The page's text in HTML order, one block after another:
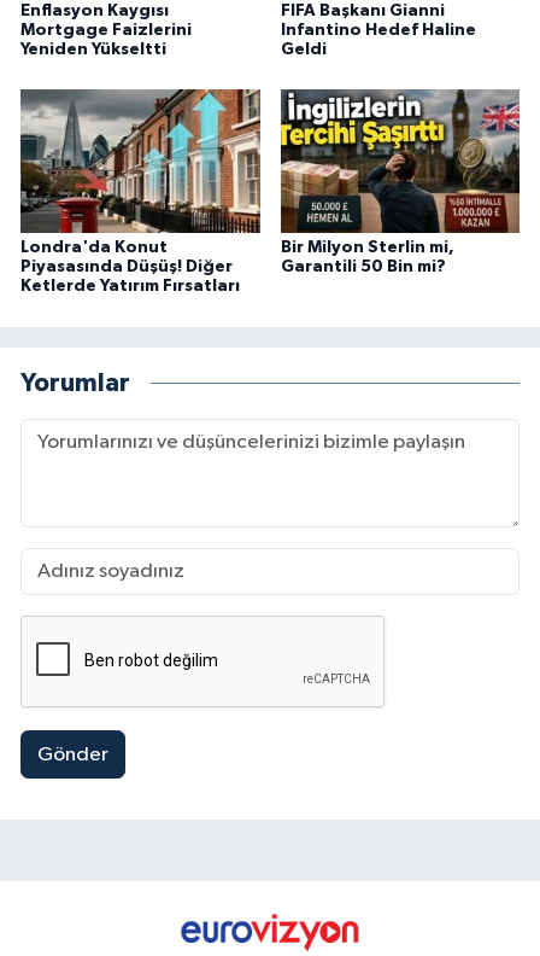
Enflasyon Kaygısı
Mortgage Faizlerini
Yeniden Yükseltti
FIFA Başkanı Gianni
Infantino Hedef Haline
Geldi
Londra'da Konut
Piyasasında Düşüş! Diğer
Ketlerde Yatırım Fırsatları
Bir Milyon Sterlin mi,
Garantili 50 Bin mi?
Yorumlar
Gönder